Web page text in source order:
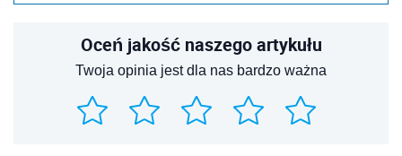
Oceń jakość naszego artykułu
Twoja opinia jest dla nas bardzo ważna